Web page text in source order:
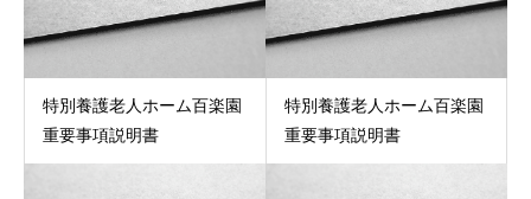
特別養護老人ホーム百楽園
重要事項説明書
特別養護老人ホーム百楽園
重要事項説明書